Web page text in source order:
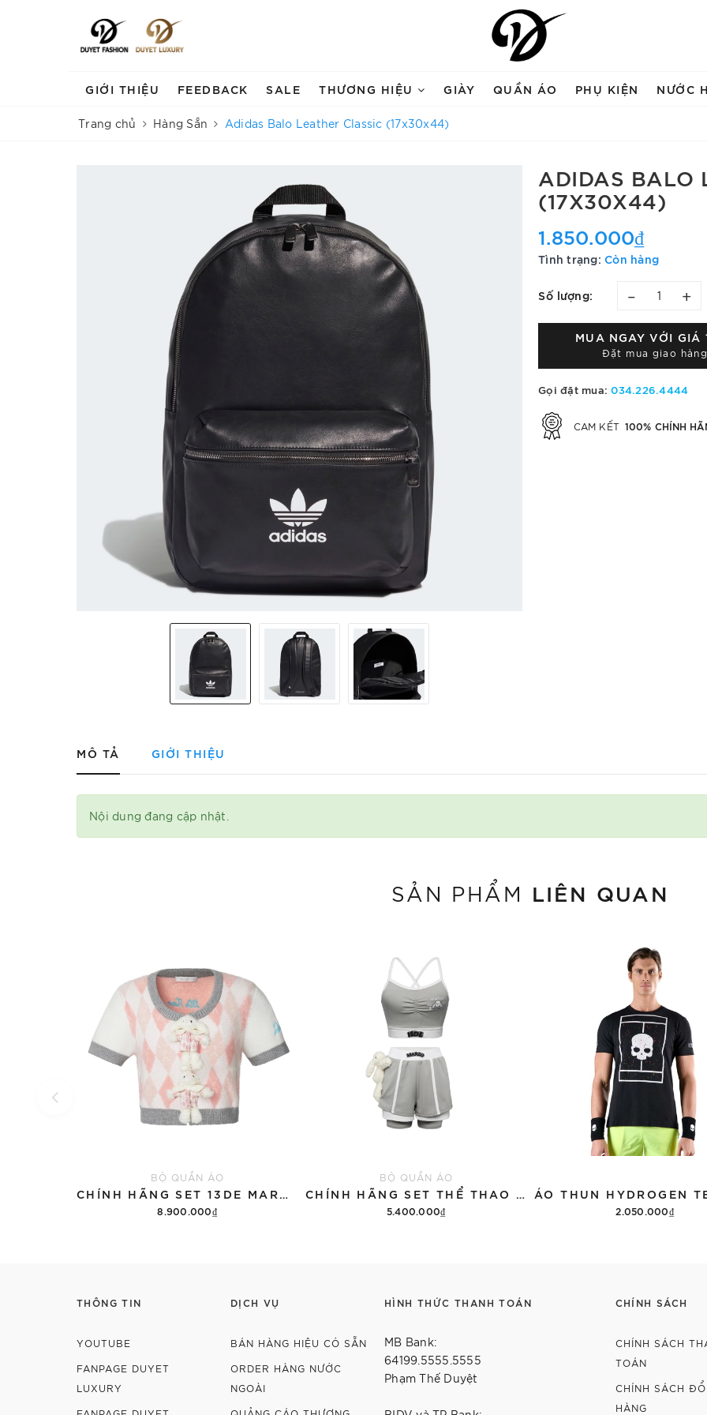
GIỚI THIỆU FEEDBACK SALE THƯƠNG HIỆU GIÀY QUẦN ÁO PHỤ KIỆN NƯỚC
Trang chủ Hàng Sẵn Adidas Balo Leather Classic (17x30x44)
ADIDAS BALO
(17X30X44)
1.850.000₫
Tình trạng: Còn hàng
Số lượng: – +
MUA NGAY VỚI GIÁ
Đặt mua giao
Gọi đặt mua:034.226.4444
CAM KẾT 100% CHÍNH
MÔ TẢ GIỚI THIỆU
Nội dung đang cập nhật.
SẢN PHẨM LIÊN QUAN
BỘ QUẦN ÁO
CHÍNH HÃNG SET 13DE MARZO SUGAR SWIZZLE SUPER CUTE
8.900.000₫
BỘ QUẦN ÁO
CHÍNH HÃNG SET THỂ THAO 13DE MARZO BEAR VINTAGE 'GRAY'
5.400.000₫ 2.050.000₫
THÔNG TIN
YOUTUBE
FANPAGE DUYET
LUXURY
DỊCH VỤ
BÁN HÀNG HIỆU CÓ SẴN
ORDER HÀNG NƯỚC
NGOÀI
HÌNH THỨC THANH TOÁN
MB Bank:
64199.5555.5555
Phạm Thế Duyệt
CHÍNH SÁCH
CHÍNH SÁCH
TOÁN
CHÍNH SÁCH
HÀNG